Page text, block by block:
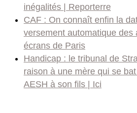
inégalités | Reporterre
CAF : On connaît enfin la
versement automatique des
écrans de Paris
Handicap : le tribunal de
raison à une mère qui se
AESH à son fils | Ici